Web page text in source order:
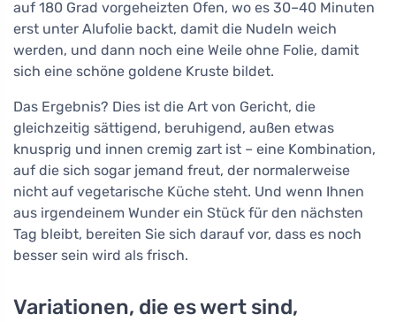
auf 180 Grad vorgeheizten Ofen, wo es 30–40 Minuten
erst unter Alufolie backt, damit die Nudeln weich
werden, und dann noch eine Weile ohne Folie, damit
sich eine schöne goldene Kruste bildet.
Das Ergebnis? Dies ist die Art von Gericht, die
gleichzeitig sättigend, beruhigend, außen etwas
knusprig und innen cremig zart ist – eine Kombination,
auf die sich sogar jemand freut, der normalerweise
nicht auf vegetarische Küche steht. Und wenn Ihnen
aus irgendeinem Wunder ein Stück für den nächsten
Tag bleibt, bereiten Sie sich darauf vor, dass es noch
besser sein wird als frisch.
Variationen, die es wert sind,